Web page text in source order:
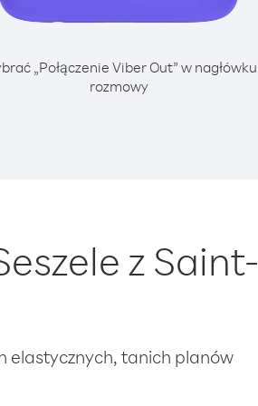
„Połączenie Viber Out” w nagłówku
rozmowy
z Saint-
elastycznych, tanich planów